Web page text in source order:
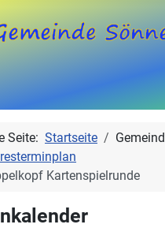
Seite: Startseite
Kartenspielrunde